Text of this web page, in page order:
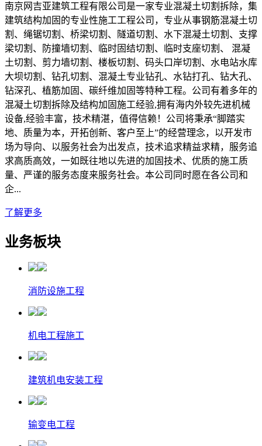
南京网吉亚建筑工程有限公司是一家专业混凝土切割拆除，集
建筑结构加固的专业性施工工程公司，专业从事钢筋混凝土切
割、绳锯切割、桥梁切割、隧道切割、水下混凝土切割、支撑
梁切割、防撞墙切割、临时固结切割、临时支座切割、 混凝
土切割、剪力墙切割、楼板切割、码头口岸切割、水电站水库
大坝切割、钻孔切割、混凝土专业钻孔、水钻打孔、钻大孔、
钻深孔、植筋加固、碳纤维加固等特种工程。公司有着多年的
混凝土切割拆除及结构加固施工经验,拥有海内外较先进机械
设备,经验丰富，技术精湛，值得信赖！公司将秉承“脚踏实
地、质量为本，开拓创新、客户至上”的经营理念，以开发市
场为导向、以服务社会为出发点，技术追求精益求精，服务追
求高质高效，一如既往地以先进的加固技术、优质的施工质
量、严谨的服务态度来服务社会。本公司同时愿在各公司和
企...
了解更多
业务板块
消防设施工程
机电工程施工
建筑机电安装工程
输变电工程